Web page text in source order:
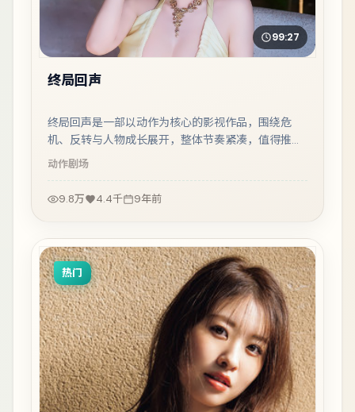
99:27
终局回声
终局回声是一部以动作为核心的影视作品，围绕危
机、反转与人物成长展开，整体节奏紧凑，值得推荐
观看。
动作剧场
9.8万 4.4千 9年前
热门